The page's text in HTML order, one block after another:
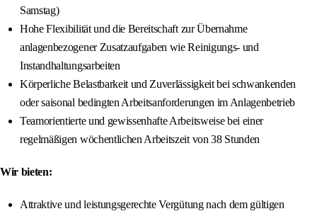
Samstag)
Hohe Flexibilität und die Bereitschaft zur Übernahme
anlagenbezogener Zusatzaufgaben wie Reinigungs- und
Instandhaltungsarbeiten
Körperliche Belastbarkeit und Zuverlässigkeit bei schwankenden
oder saisonal bedingten Arbeitsanforderungen im Anlagenbetrieb
Teamorientierte und gewissenhafte Arbeitsweise bei einer
regelmäßigen wöchentlichen Arbeitszeit von 38 Stunden
Wir bieten:
Attraktive und leistungsgerechte Vergütung nach dem gültigen